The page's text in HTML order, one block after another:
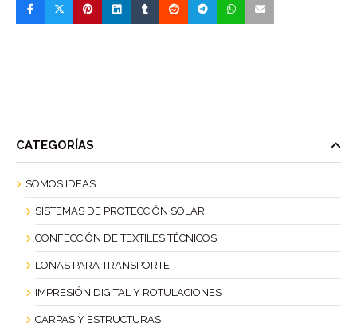
CATEGORÍAS
SOMOS IDEAS
SISTEMAS DE PROTECCIÓN SOLAR
CONFECCIÓN DE TEXTILES TÉCNICOS
LONAS PARA TRANSPORTE
IMPRESIÓN DIGITAL Y ROTULACIONES
CARPAS Y ESTRUCTURAS